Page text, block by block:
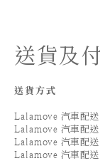
送貨及
送貨方式
Lalamove 汽車配
Lalamove 汽車配送
Lalamove 汽車配送
Lalamove 汽車配送